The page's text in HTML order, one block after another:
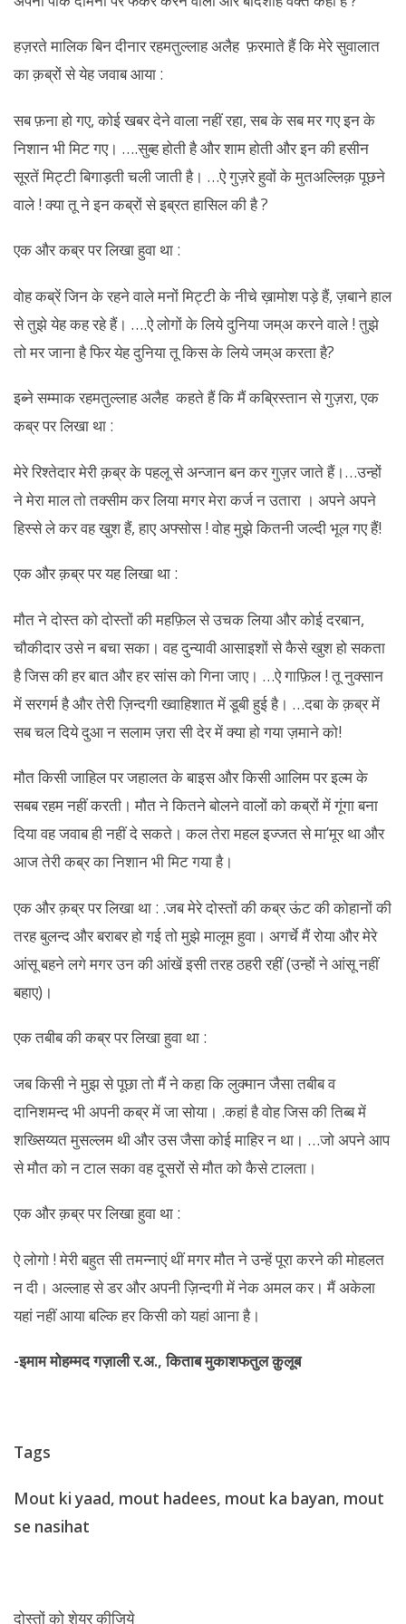
हज़रते मालिक बिन दीनार रहमतुल्लाह अलैह फ़रमाते हैं कि मेरे सुवालात
का क़ब्रों से येह जवाब आया :
सब फ़ना हो गए, कोई खबर देने वाला नहीं रहा, सब के सब मर गए इन के
निशान भी मिट गए। ….सुब्ह होती है और शाम होती और इन की हसीन
सूरतें मिट्टी बिगाड़ती चली जाती है। …ऐ गुज़रे हुवों के मुतअल्लिक़ पूछने
वाले ! क्या तू ने इन कब्रों से इब्रत हासिल की है ?
एक और कब्र पर लिखा हुवा था :
वोह कब्रें जिन के रहने वाले मनों मिट्टी के नीचे ख़ामोश पड़े हैं, ज़बाने हाल
से तुझे येह कह रहे हैं। ….ऐ लोगों के लिये दुनिया जम्अ करने वाले ! तुझे
तो मर जाना है फिर येह दुनिया तू किस के लिये जम्अ करता है?
इब्ने सम्माक रहमतुल्लाह अलैह कहते हैं कि मैं कब्रिस्तान से गुज़रा, एक
कब्र पर लिखा था :
मेरे रिश्तेदार मेरी क़ब्र के पहलू से अन्जान बन कर गुज़र जाते हैं।…उन्हों
ने मेरा माल तो तक्सीम कर लिया मगर मेरा कर्ज न उतारा । अपने अपने
हिस्से ले कर वह खुश हैं, हाए अफ्सोस ! वोह मुझे कितनी जल्दी भूल गए हैं!
एक और क़ब्र पर यह लिखा था :
मौत ने दोस्त को दोस्तों की महफ़िल से उचक लिया और कोई दरबान,
चौकीदार उसे न बचा सका। वह दुन्यावी आसाइशों से कैसे खुश हो सकता
है जिस की हर बात और हर सांस को गिना जाए। …ऐ गाफ़िल ! तू नुक्सान
में सरगर्म है और तेरी ज़िन्दगी ख्वाहिशात में डूबी हुई है। …दबा के क़ब्र में
सब चल दिये दुआ न सलाम ज़रा सी देर में क्या हो गया ज़माने को!
मौत किसी जाहिल पर जहालत के बाइस और किसी आलिम पर इल्म के
सबब रहम नहीं करती। मौत ने कितने बोलने वालों को कब्रों में गूंगा बना
दिया वह जवाब ही नहीं दे सकते। कल तेरा महल इज्जत से मा’मूर था और
आज तेरी कब्र का निशान भी मिट गया है।
एक और क़ब्र पर लिखा था : .जब मेरे दोस्तों की कब्र ऊंट की कोहानों की
तरह बुलन्द और बराबर हो गई तो मुझे मालूम हुवा। अगर्चे मैं रोया और मेरे
आंसू बहने लगे मगर उन की आंखें इसी तरह ठहरी रहीं (उन्हों ने आंसू नहीं
बहाए)।
एक तबीब की कब्र पर लिखा हुवा था :
जब किसी ने मुझ से पूछा तो मैं ने कहा कि लुक्मान जैसा तबीब व
दानिशमन्द भी अपनी कब्र में जा सोया। .कहां है वोह जिस की तिब्ब में
शख्सिय्यत मुसल्लम थी और उस जैसा कोई माहिर न था। …जो अपने आप
से मौत को न टाल सका वह दूसरों से मौत को कैसे टालता।
एक और क़ब्र पर लिखा हुवा था :
ऐ लोगो ! मेरी बहुत सी तमन्नाएं थीं मगर मौत ने उन्हें पूरा करने की मोहलत
न दी। अल्लाह से डर और अपनी ज़िन्दगी में नेक अमल कर। मैं अकेला
यहां नहीं आया बल्कि हर किसी को यहां आना है।
-इमाम मोहम्मद गज़ाली र.अ., किताब मुकाशफतुल क़ुलूब
Tags
Mout ki yaad, mout hadees, mout ka bayan, mout
se nasihat
दोस्तों को शेयर कीजिये